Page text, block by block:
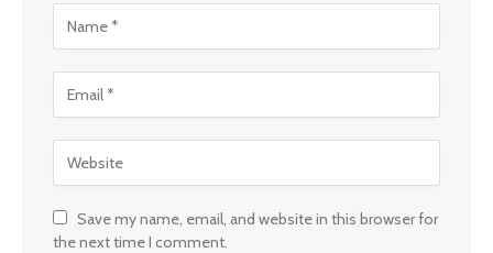
Save my name, email, and website in this browser for
the next time I comment.